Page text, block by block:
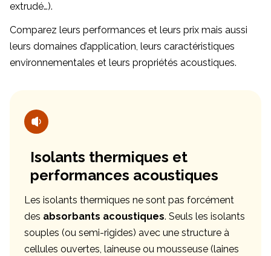
extrudé…).
Comparez leurs performances et leurs prix mais aussi
leurs domaines d’application, leurs caractéristiques
environnementales et leurs propriétés acoustiques.
Isolants thermiques et
performances acoustiques
Les isolants thermiques ne sont pas forcément
des absorbants acoustiques. Seuls les isolants
souples (ou semi-rigides) avec une structure à
cellules ouvertes, laineuse ou mousseuse (laines